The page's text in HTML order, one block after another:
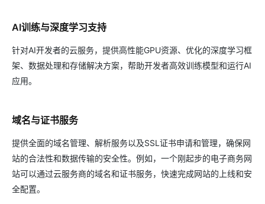
AI训练与深度学习支持
针对AI开发者的云服务，提供高性能GPU资源、优化的深度学习框
架、数据处理和存储解决方案，帮助开发者高效训练模型和运行AI
应用。
域名与证书服务
提供全面的域名管理、解析服务以及SSL证书申请和管理，确保网
站的合法性和数据传输的安全性。例如，一个刚起步的电子商务网
站可以通过云服务商的域名和证书服务，快速完成网站的上线和安
全配置。